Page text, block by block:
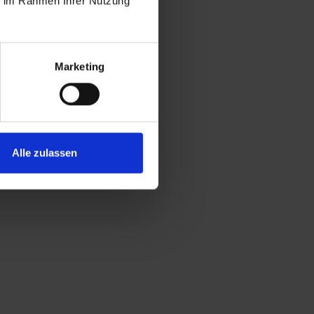
Marketing
Alle zulassen
der Bar (10:00 - 00:00 Uhr)